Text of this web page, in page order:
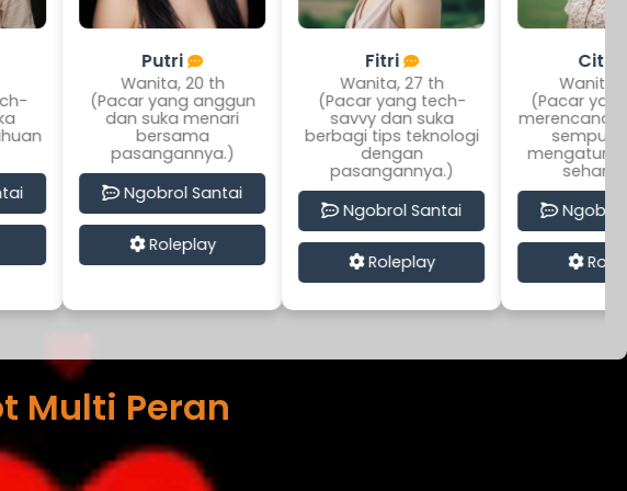
yang anggun
suka menari
bersama
pasangannya.)
Ngobrol Santai
(Pacar yang tech-
savvy dan suka
berbagi tips teknologi
pasangannya.)
Ngobrol Santai
Roleplay
(Pacar yang pandai
merencanakan kencan
sempurna dan
mengatur kehidupan
sehari-hari.)
Ngobrol Santai
Multi Peran